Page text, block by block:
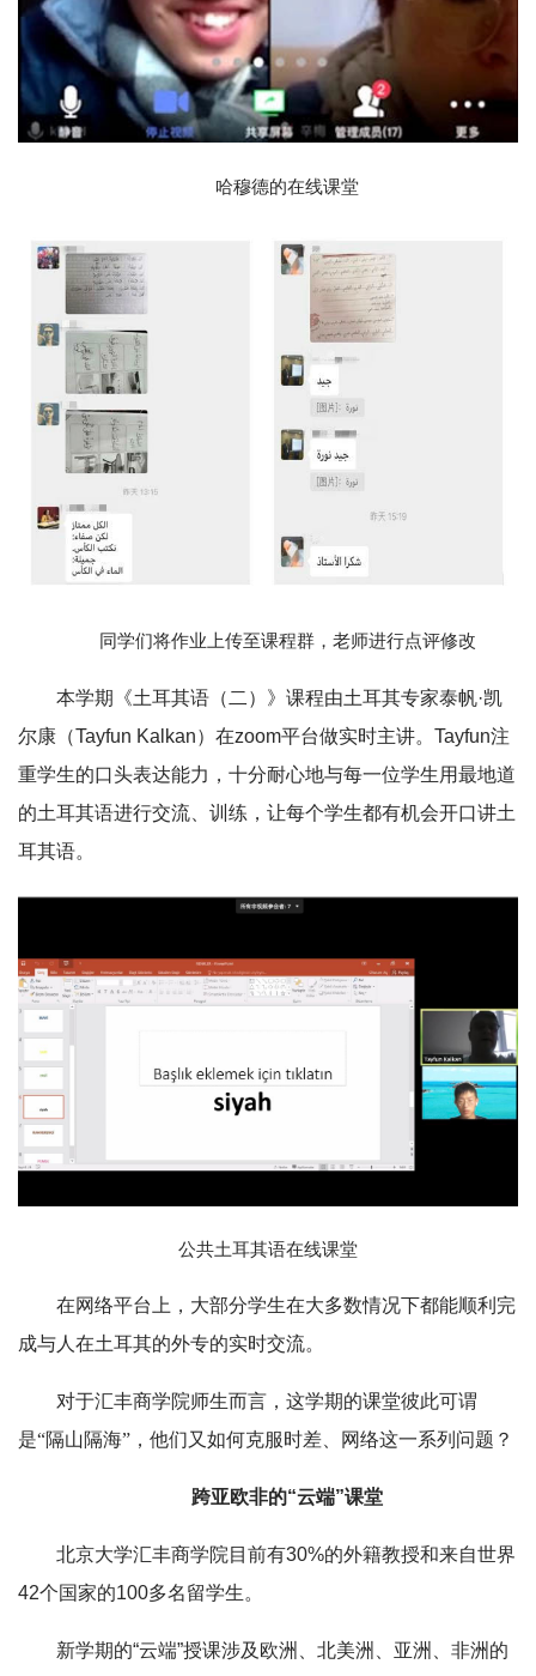
哈穆德的在线课堂
同学们将作业上传至课程群，老师进行点评修改
本学期《土耳其语（二）》课程由土耳其专家泰帆·凯
尔康（Tayfun Kalkan）在zoom平台做实时主讲。Tayfun注
重学生的口头表达能力，十分耐心地与每一位学生用最地道
的土耳其语进行交流、训练，让每个学生都有机会开口讲土
耳其语。
公共土耳其语在线课堂
在网络平台上，大部分学生在大多数情况下都能顺利完
成与人在土耳其的外专的实时交流。
对于汇丰商学院师生而言，这学期的课堂彼此可谓
是“隔山隔海”，他们又如何克服时差、网络这一系列问题？
跨亚欧非的“云端”课堂
北京大学汇丰商学院目前有30%的外籍教授和来自世界
42个国家的100多名留学生。
新学期的“云端”授课涉及欧洲、北美洲、亚洲、非洲的